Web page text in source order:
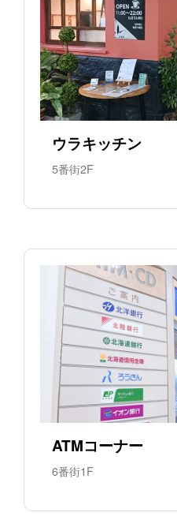
ウラキッチン
5番街2F
ATMコーナー
6番街1F